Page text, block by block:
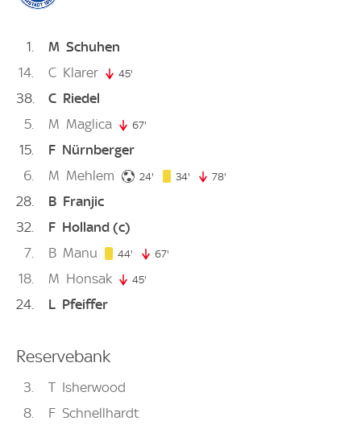
1 M Schuhen
14
C Klarer 45'
38 C Riedel
5
M Maglica 67'
15 F Nürnberger
6
M Mehlem 24' 24. minute
34' 34. minute
78'
28 B Franjic
32
F Holland (c)
7
B Manu 44' 44. minute
67'
18 M Honsak 45'
24 L Pfeiffer
Reservebank
3 T Isherwood
8
F Schnellhardt